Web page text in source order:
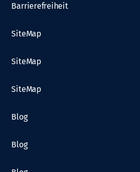
Barrierefreiheit
SiteMap
SiteMap
SiteMap
Blog
Blog